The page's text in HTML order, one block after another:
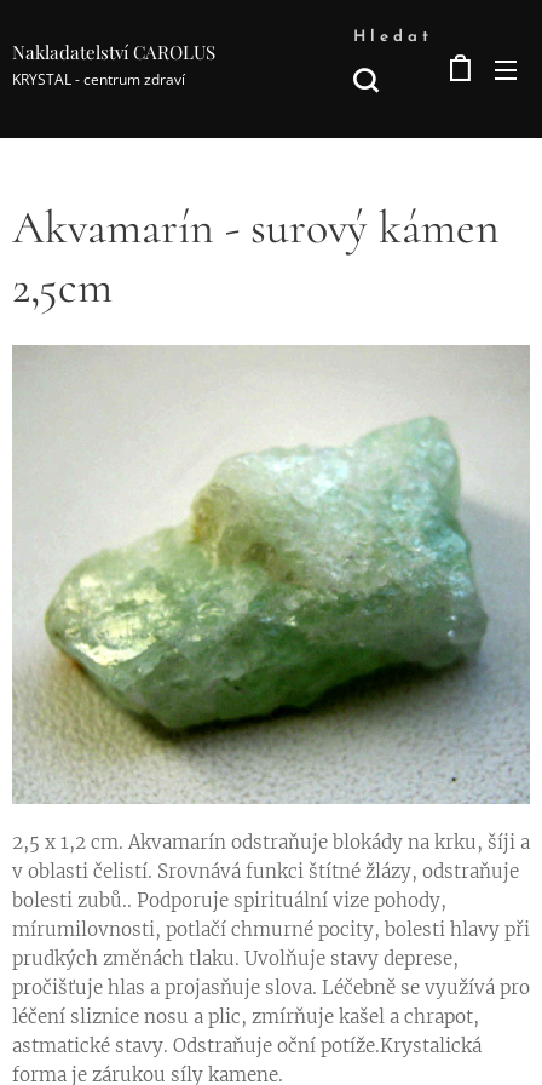
Nakladatelství CAROLUS
KRYSTAL - centrum zdraví
Hledat
Akvamarín - surový kámen
2,5cm
2,5 x 1,2 cm. Akvamarín odstraňuje blokády na krku, šíji a
v oblasti čelistí. Srovnává funkci štítné žlázy, odstraňuje
bolesti zubů.. Podporuje spirituální vize pohody,
mírumilovnosti, potlačí chmurné pocity, bolesti hlavy při
prudkých změnách tlaku. Uvolňuje stavy deprese,
pročišťuje hlas a projasňuje slova. Léčebně se využívá pro
léčení sliznice nosu a plic, zmírňuje kašel a chrapot,
astmatické stavy. Odstraňuje oční potíže.Krystalická
forma je zárukou síly kamene.